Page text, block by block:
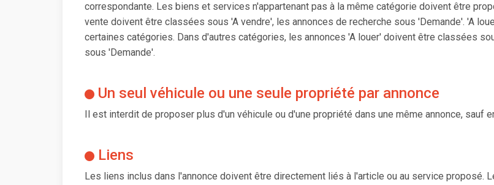
correspondante. Les biens et services n'appartenant pas à la même catégorie doivent être
vente doivent être classées sous 'A vendre', les annonces de recherche sous 'Demande'. 'A
certaines catégories. Dans d'autres catégories, les annonces 'A louer' doivent être classées
sous 'Demande'.
Un seul véhicule ou une seule propriété par annonce
Il est interdit de proposer plus d'un véhicule ou d'une propriété dans une même annonce, sauf
Liens
Les liens inclus dans l'annonce doivent être directement liés à l'article ou au service proposé.